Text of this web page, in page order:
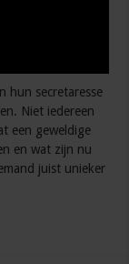
hun secretaresse
Niet iedereen
een geweldige
en wat zijn nu
juist unieker